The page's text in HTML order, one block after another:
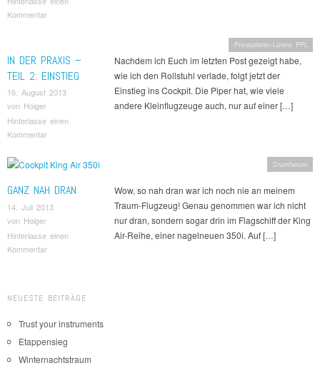
Kommentar
IN DER PRAXIS –
TEIL 2: EINSTIEG
16. August 2013
von Holger
Hinterlasse einen
Kommentar
Nachdem ich Euch im letzten Post gezeigt habe,
wie ich den Rollstuhl verlade, folgt jetzt der
Einstieg ins Cockpit. Die Piper hat, wie viele
andere Kleinflugzeuge auch, nur auf einer […]
Privatpiloten-Lizenz PPL
GANZ NAH DRAN
14. Juli 2013
von Holger
Hinterlasse einen
Kommentar
Wow, so nah dran war ich noch nie an meinem
Traum-Flugzeug! Genau genommen war ich nicht
nur dran, sondern sogar drin im Flagschiff der King
Air-Reihe, einer nagelneuen 350i. Auf […]
Drumherum
Beitragsnavigation
NEUESTE BEITRÄGE
Trust your instruments
Etappensieg
Winternachtstraum